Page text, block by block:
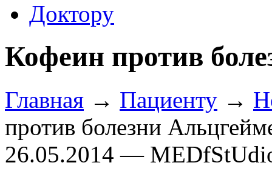
Доктору
Кофеин против
Главная → Пациенту →
против болезни
26.05.2014 —